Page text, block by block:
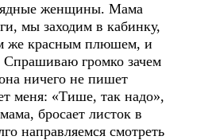
женщины. Мама
мы заходим в кабинку,
же красным плюшем, и
Спрашиваю громко зачем
ничего не пишет
меня: «Тише, так надо»,
бросает листок в
направляемся смотреть